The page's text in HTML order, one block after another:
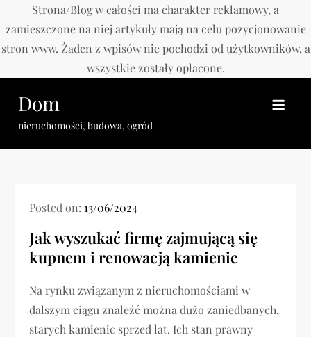
Strona/Blog w całości ma charakter reklamowy, a
zamieszczone na niej artykuły mają na celu pozycjonowanie
stron www. Żaden z wpisów nie pochodzi od użytkowników, a
wszystkie zostały opłacone.
content
Dom
nieruchomości, budowa, ogród
Posted on: 13/06/2024
Jak wyszukać firmę zajmującą się
kupnem i renowacją kamienic
Na rynku związanym z nieruchomościami w
dalszym ciągu znaleźć można dużo zaniedbanych,
starych kamienic sprzed lat. Ich stan prawny